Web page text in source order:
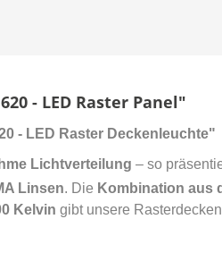
- LED Raster Panel"
- LED Raster Deckenleuchte"
Lichtverteilung – so
Linsen. Die Kombination aus
Kelvin gibt unsere